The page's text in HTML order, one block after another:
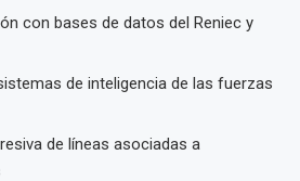
con bases de datos del Reniec y
de inteligencia de las fuerzas
de líneas asociadas a